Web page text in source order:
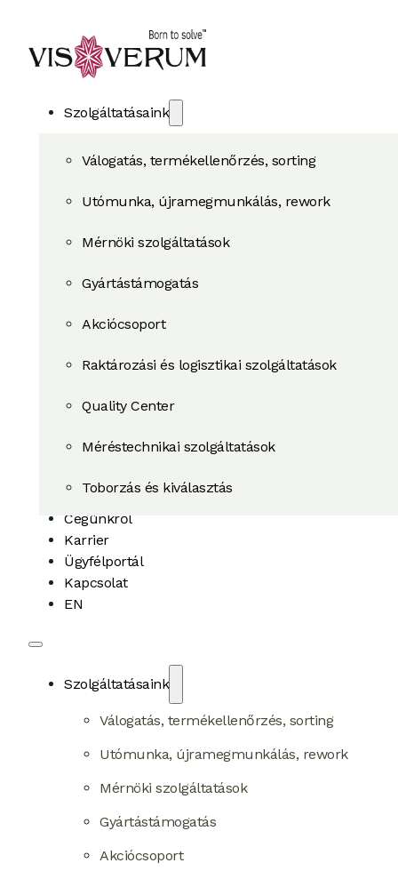
Szolgáltatásaink
Válogatás, termékellenőrzés, sorting
Utómunka, újramegmunkálás, rework
Mérnöki szolgáltatások
Gyártástámogatás
Akciócsoport
Raktározási és logisztikai szolgáltatások
Quality Center
Méréstechnikai szolgáltatások
Toborzás és kiválasztás
Cégünkről
Karrier
Ügyfélportál
Kapcsolat
EN
Szolgáltatásaink
Válogatás, termékellenőrzés, sorting
Utómunka, újramegmunkálás, rework
Mérnöki szolgáltatások
Gyártástámogatás
Akciócsoport